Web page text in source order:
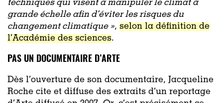
techniques qui visent à manipuler le climat à
grande échelle afin d’éviter les risques du
changement climatique », selon la définition de
l’Académie des sciences.
PAS UN DOCUMENTAIRE D’ARTE
Dès l’ouverture de son documentaire, Jacqueline
Roche cite et diffuse des extraits d’un reportage